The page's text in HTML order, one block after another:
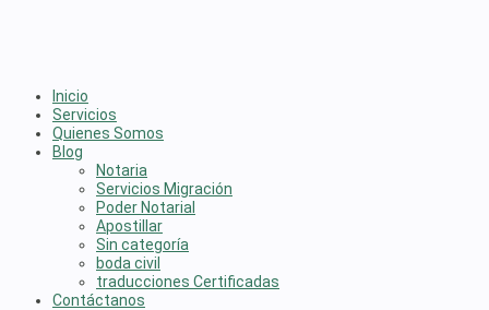
Inicio
Servicios
Quienes Somos
Blog
Notaria
Servicios Migración
Poder Notarial
Apostillar
Sin categoría
boda civil
traducciones Certificadas
Contáctanos